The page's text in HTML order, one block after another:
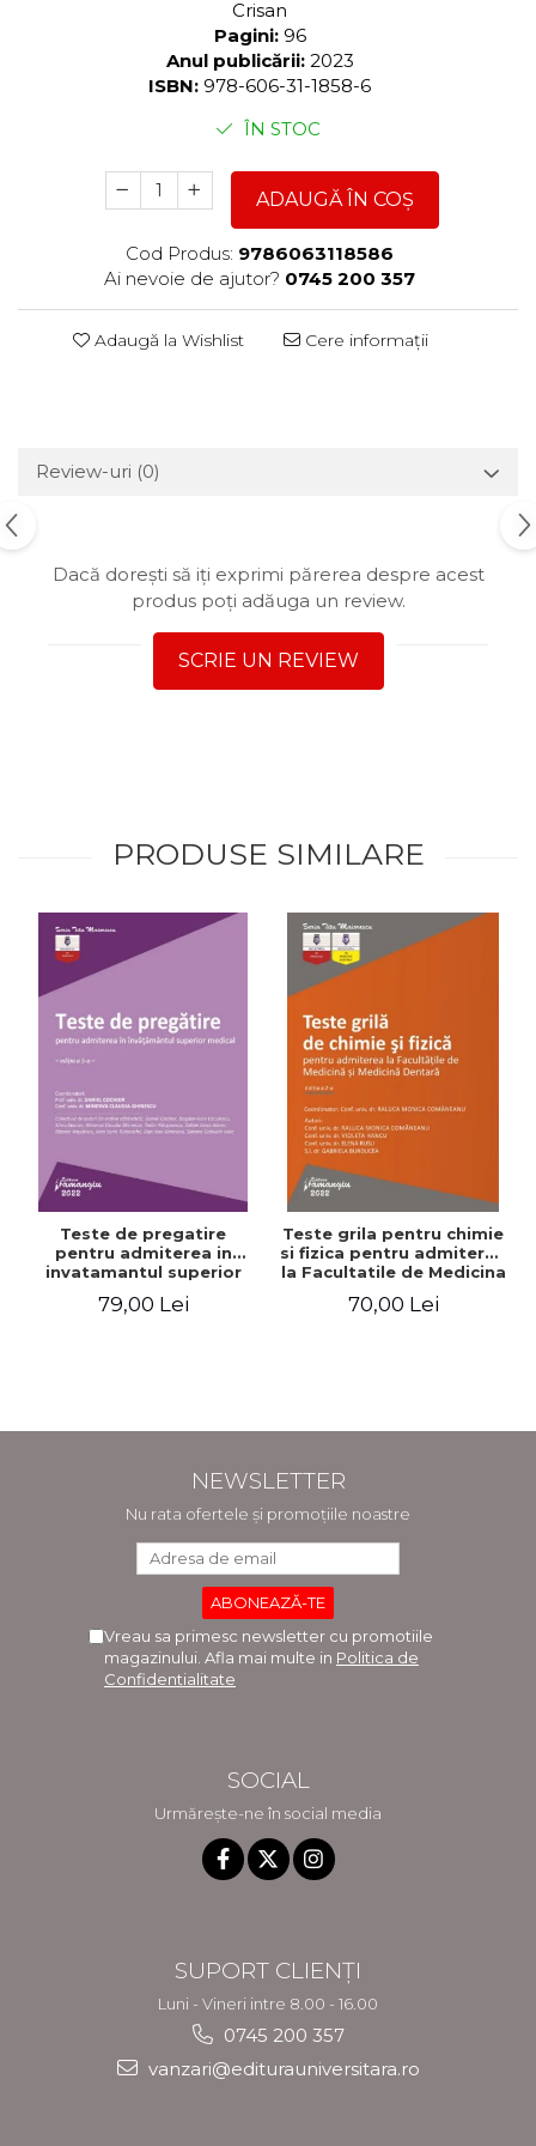
Crisan
Pagini: 96
Anul publicării: 2023
ISBN: 978-606-31-1858-6
ÎN STOC
ADAUGĂ ÎN COȘ
Cod Produs: 9786063118586
Ai nevoie de ajutor? 0745 200 357
Adaugă la Wishlist Cere informații
Review-uri (0)
Dacă dorești să iți exprimi părerea despre acest
produs poți adăuga un review.
SCRIE UN REVIEW
PRODUSE SIMILARE
Teste de pregatire
pentru admiterea in
invatamantul superior
medical. Editia a V-a -
Daniel Cochior, Minerva
79,00 Lei
Teste grila pentru chimie
si fizica pentru admiterea
la Facultatile de Medicina
si Medicina Dentara.
Editia a II-a - Raluca
70,00 Lei
NEWSLETTER
Nu rata ofertele și promoțiile noastre
Vreau sa primesc newsletter cu promotiile
magazinului. Afla mai multe in Politica de
Confidentialitate
SOCIAL
Urmărește-ne în social media
SUPORT CLIENȚI
Luni - Vineri intre 8.00 - 16.00
0745 200 357
vanzari@editurauniversitara.ro